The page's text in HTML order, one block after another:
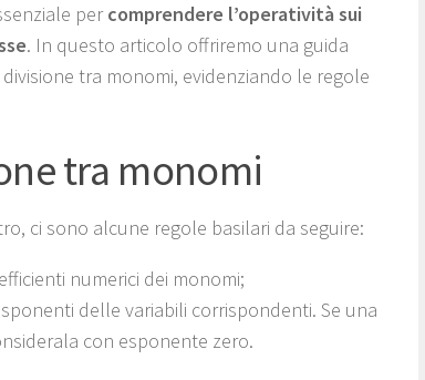
percomprendere l’operatività sui
. In questo articolo offriremo una guida
tra monomi, evidenziando le regole
tra monomi
ci sono alcune regole basilari da seguire:
numerici dei monomi;
delle variabili corrispondenti. Se una
con esponente zero.